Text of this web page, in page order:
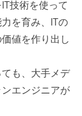
技術を使って
を育み、ITの
値を作り出し
も、大手メデ
エンジニアが